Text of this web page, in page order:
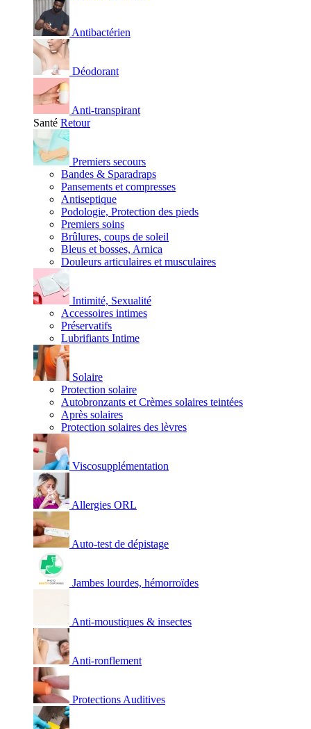
Antibactérien
Déodorant
Anti-transpirant
Santé Retour
Premiers secours
Bandes & Sparadraps
Pansements et compresses
Antiseptique
Podologie, Protection des pieds
Premiers soins
Brûlures, coups de soleil
Bleus et bosses, Arnica
Douleurs articulaires et musculaires
Intimité, Sexualité
Accessoires intimes
Préservatifs
Lubrifiants Intime
Solaire
Protection solaire
Autobronzants et Crèmes solaires teintées
Après solaires
Protection solaires des lèvres
Viscosupplémentation
Allergies ORL
Auto-test de dépistage
Jambes lourdes, hémorroïdes
Anti-moustiques & insectes
Anti-ronflement
Protections Auditives